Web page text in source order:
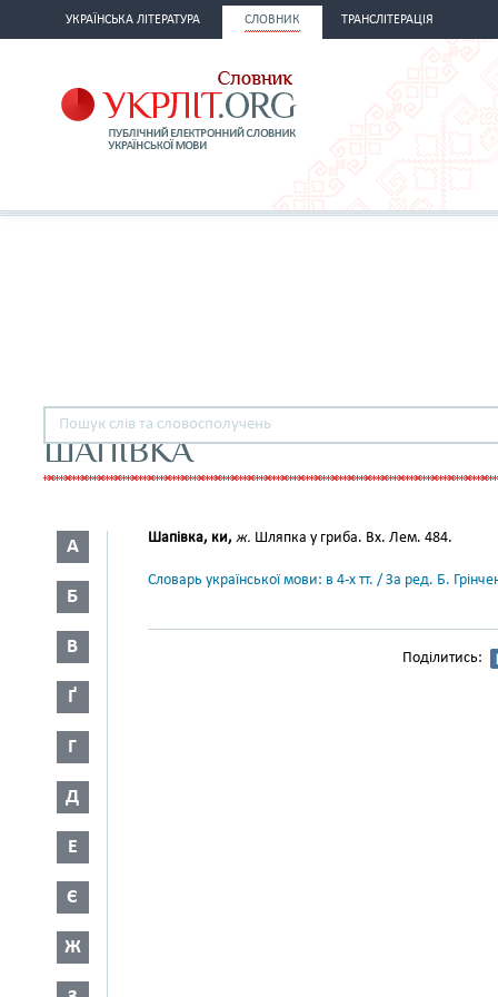
УКРАЇНСЬКА ЛІТЕРАТУРА СЛОВНИК ТРАНСЛІТЕРАЦІЯ
ШАПІВКА
А
Б
В
Ґ
Г
Д
Е
Є
Ж
Шапівка, ки, ж. Шляпка у гриба. Вх. Лем. 484.
Словарь української мови: в 4-х тт. / За ред. Б.
Поділитись: